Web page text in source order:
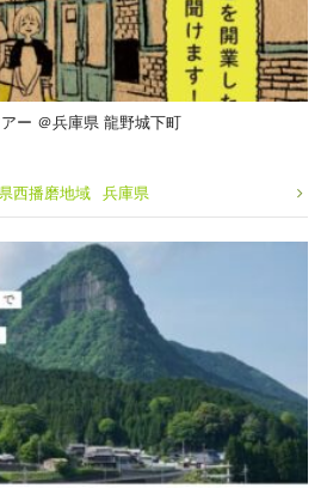
アー ＠兵庫県 龍野城下町
西播磨地域 兵庫県